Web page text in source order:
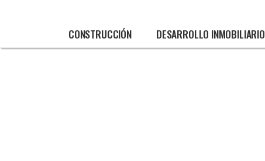
CONSTRUCCIÓN DESARROLLO INMOBILIARIO